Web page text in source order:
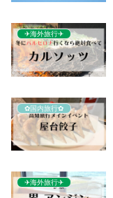
✈︎海外旅行✈︎
✿国内旅行✿
✈︎海外旅行✈︎